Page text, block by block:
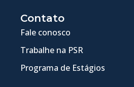
Contato
Fale conosco
Trabalhe na PSR
Programa de Estágios